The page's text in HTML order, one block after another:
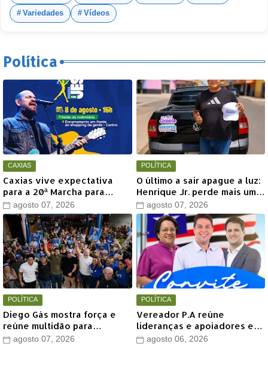
Variedades Vídeos
Política
CAXIAS
Caxias vive expectativa
para a 20ª Marcha para
Jesus com show de Marcus
Salles
agosto 07, 2026
POLÍTICA
O último a sair apague a luz:
Henrique Jr. perde mais um
aliado em Timon
agosto 07, 2026
POLÍTICA
Diego Gás mostra força e
reúne multidão para
Othelino Neto e Marcos
agosto 07, 2026
POLÍTICA
Vereador P.A reúne
lideranças e apoiadores em
grande encontro político
agosto 06, 2026